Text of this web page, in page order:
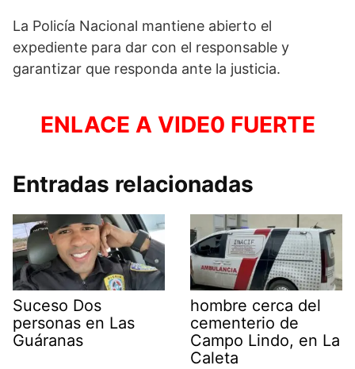
La Policía Nacional mantiene abierto el
expediente para dar con el responsable y
garantizar que responda ante la justicia.
ENLACE A VIDE0 FUERTE
Entradas relacionadas
Suceso Dos
personas en Las
Guáranas
hombre cerca del
cementerio de
Campo Lindo, en La
Caleta